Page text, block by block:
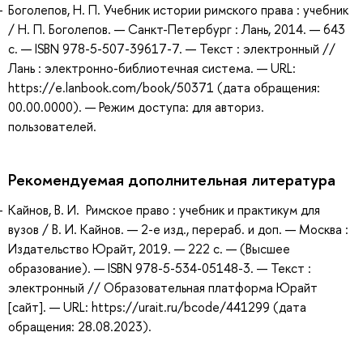
Боголепов, Н. П. Учебник истории римского права : учебник
/ Н. П. Боголепов. — Санкт-Петербург : Лань, 2014. — 643
с. — ISBN 978-5-507-39617-7. — Текст : электронный //
Лань : электронно-библиотечная система. — URL:
https://e.lanbook.com/book/50371 (дата обращения:
00.00.0000). — Режим доступа: для авториз.
пользователей.
Рекомендуемая дополнительная литература
Кайнов, В. И. Римское право : учебник и практикум для
вузов / В. И. Кайнов. — 2-е изд., перераб. и доп. — Москва :
Издательство Юрайт, 2019. — 222 с. — (Высшее
образование). — ISBN 978-5-534-05148-3. — Текст :
электронный // Образовательная платформа Юрайт
[сайт]. — URL: https://urait.ru/bcode/441299 (дата
обращения: 28.08.2023).